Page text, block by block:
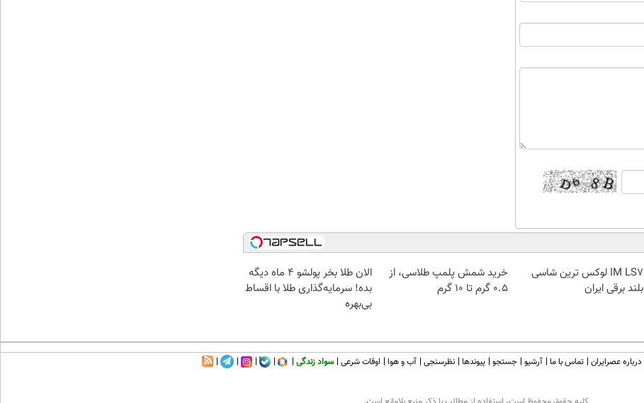
IM LS7 لوکس ترین شاسی
بلند برقی ایران
خرید شمش پلمپ طلاسی، از
۰.۵ گرم تا ۱۰ گرم
الان طلا بخر پولشو 4 ماه دیگه
بده! سرمایه‌گذاری طلا با اقساط
بی‌بهره
درباره عصرایران تماس با ما آرشیو جستجو پیوندها نظرسنجی آب و هوا اوقات شرعی سواد زندگی